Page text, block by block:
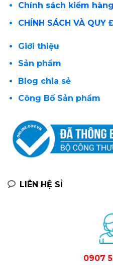
Chính sách kiểm hàng
CHÍNH SÁCH VÀ QUY
Giới thiệu
Sản phẩm
Blog chia sẻ
Công Bố Sản phẩm
LIÊN HỆ SỈ
0907